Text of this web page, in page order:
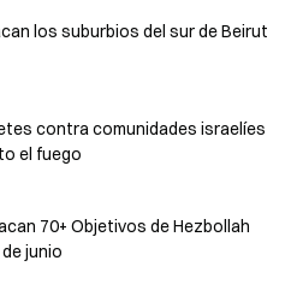
los suburbios del sur de Beirut
contra comunidades israelíes
el fuego
70+ Objetivos de Hezbollah
junio